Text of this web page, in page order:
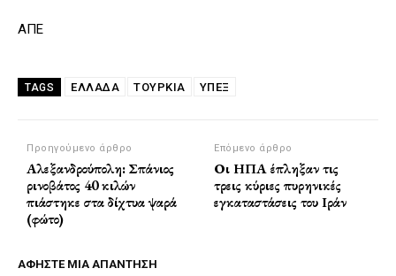
ΑΠΕ
TAGS ΕΛΛΑΔΑ ΤΟΥΡΚΙΑ ΥΠΕΞ
Προηγούμενο άρθρο
Αλεξανδρούπολη: Σπάνιος
ρινοβάτος 40 κιλών
πιάστηκε στα δίχτυα ψαρά
(φώτο)
Επόμενο άρθρο
Οι ΗΠΑ έπληξαν τις
τρεις κύριες πυρηνικές
εγκαταστάσεις του Ιράν
ΑΦΗΣΤΕ ΜΙΑ ΑΠΑΝΤΗΣΗ